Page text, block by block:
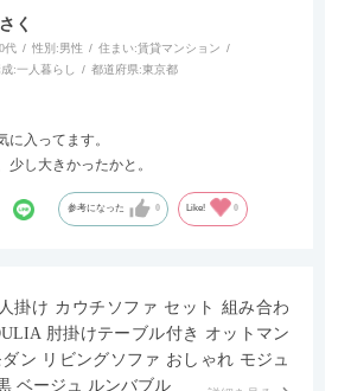
く
代 性別:男性 住まい:賃貸マンション
:一人暮らし 都道府県:東京都
に入ってます。
少し大きかったかと。
参考になった 0 Like! 0
掛け カウチソファ セット 組み合わ
肘掛けテーブル付き オットマン
ン リビングソファ おしゃれ モジュ
ベージュ ルンバブル